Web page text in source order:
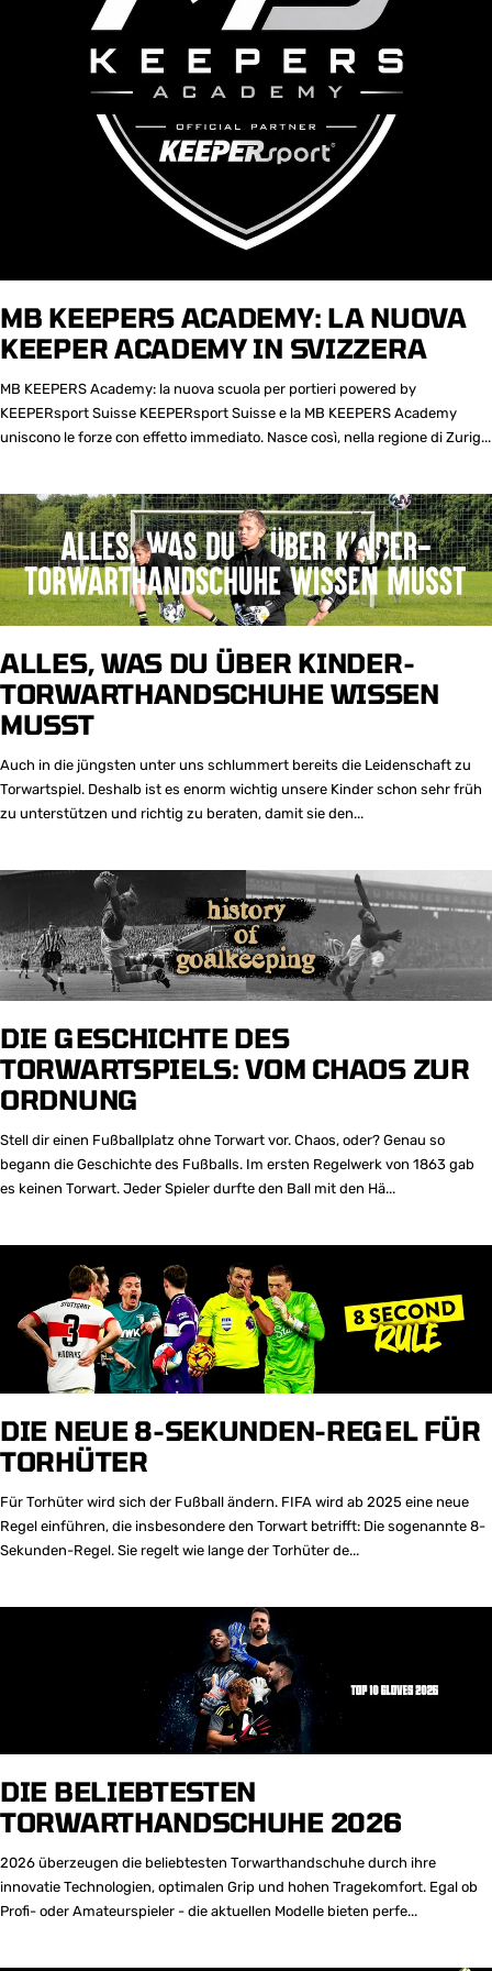
MB KEEPERS ACADEMY: LA NUOVA
KEEPER ACADEMY IN SVIZZERA
MB KEEPERS Academy: la nuova scuola per portieri powered by
KEEPERsport Suisse KEEPERsport Suisse e la MB KEEPERS Academy
uniscono le forze con effetto immediato. Nasce così, nella regione di Zurig...
ALLES, WAS DU ÜBER KINDER-
TORWARTHANDSCHUHE WISSEN
MUSST
Auch in die jüngsten unter uns schlummert bereits die Leidenschaft zu
Torwartspiel. Deshalb ist es enorm wichtig unsere Kinder schon sehr früh
zu unterstützen und richtig zu beraten, damit sie den...
DIE GESCHICHTE DES
TORWARTSPIELS: VOM CHAOS ZUR
ORDNUNG
Stell dir einen Fußballplatz ohne Torwart vor. Chaos, oder? Genau so
begann die Geschichte des Fußballs. Im ersten Regelwerk von 1863 gab
es keinen Torwart. Jeder Spieler durfte den Ball mit den Hä...
DIE NEUE 8-SEKUNDEN-REGEL FÜR
TORHÜTER
Für Torhüter wird sich der Fußball ändern. FIFA wird ab 2025 eine neue
Regel einführen, die insbesondere den Torwart betrifft: Die sogenannte 8-
Sekunden-Regel. Sie regelt wie lange der Torhüter de...
DIE BELIEBTESTEN
TORWARTHANDSCHUHE 2026
2026 überzeugen die beliebtesten Torwarthandschuhe durch ihre
innovatie Technologien, optimalen Grip und hohen Tragekomfort. Egal ob
Profi- oder Amateurspieler - die aktuellen Modelle bieten perfe...